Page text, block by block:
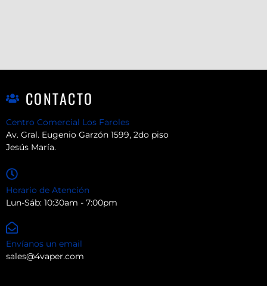
CONTACTO
Centro Comercial Los Faroles
Av. Gral. Eugenio Garzón 1599, 2do piso
Jesús María.
Horario de Atención
Lun-Sáb: 10:30am - 7:00pm
Envíanos un email
sales@4vaper.com